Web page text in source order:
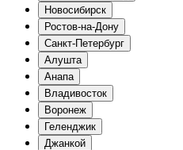
Новосибирск
Ростов-на-Дону
Санкт-Петербург
Алушта
Анапа
Владивосток
Воронеж
Геленджик
Джанкой